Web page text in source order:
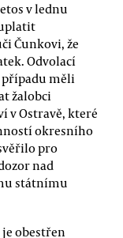
v lednu
Čunkovi, že
Odvolací
případu měli
žalobci
v Ostravě, které
okresního
pro
nad
státnímu
obestřen